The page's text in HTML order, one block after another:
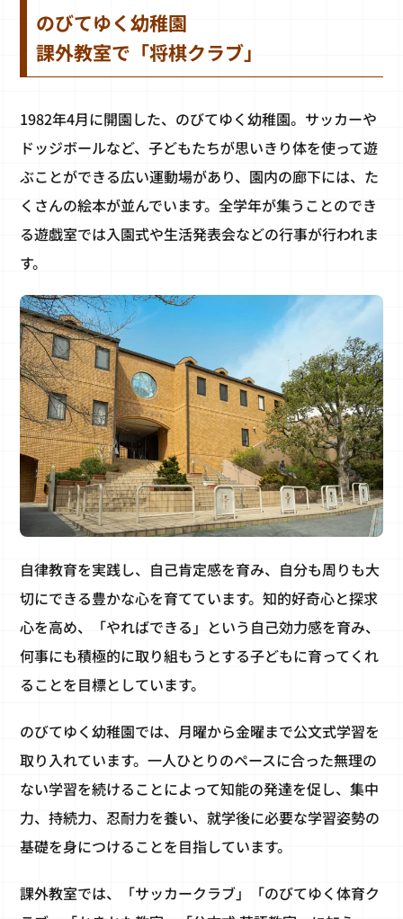
のびてゆく幼稚園
課外教室で「将棋クラブ」
1982年4月に開園した、のびてゆく幼稚園。サッカーや
ドッジボールなど、子どもたちが思いきり体を使って遊
ぶことができる広い運動場があり、園内の廊下には、た
くさんの絵本が並んでいます。全学年が集うことのでき
る遊戯室では入園式や生活発表会などの行事が行われま
す。
自律教育を実践し、自己肯定感を育み、自分も周りも大
切にできる豊かな心を育てています。知的好奇心と探求
心を高め、「やればできる」という自己効力感を育み、
何事にも積極的に取り組もうとする子どもに育ってくれ
ることを目標としています。
のびてゆく幼稚園では、月曜から金曜まで公文式学習を
取り入れています。一人ひとりのペースに合った無理の
ない学習を続けることによって知能の発達を促し、集中
力、持続力、忍耐力を養い、就学後に必要な学習姿勢の
基礎を身につけることを目指しています。
課外教室では、「サッカークラブ」「のびてゆく体育ク